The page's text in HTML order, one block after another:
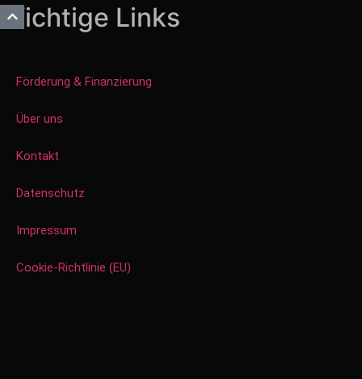
Wichtige Links
Förderung & Finanzierung
Über uns
Kontakt
Datenschutz
Impressum
Cookie-Richtlinie (EU)